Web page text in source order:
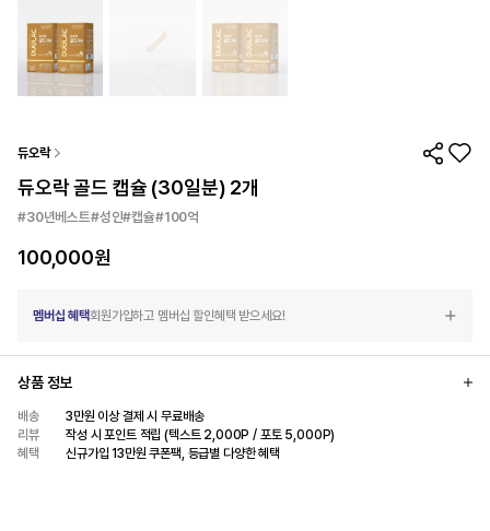
듀오락
듀오락 골드 캡슐 (30일분) 2개
#30년베스트#성인#캡슐#100억
100,000원
멤버십 혜택회원가입하고 멤버십 할인혜택 받으세요!
상품 정보
배송
3만원 이상 결제 시 무료배송
리뷰
작성 시 포인트 적립 (텍스트 2,000P / 포토 5,000P)
혜택
신규가입 13만원 쿠폰팩, 등급별 다양한 혜택